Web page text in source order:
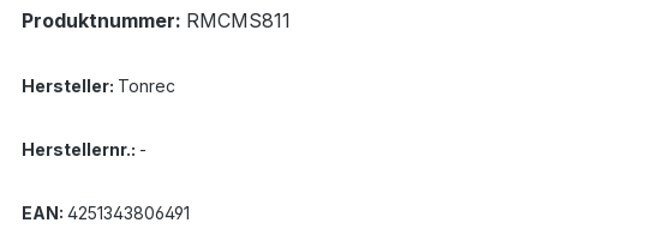
Produktnummer: RMCMS811
Hersteller: Tonrec
Herstellernr.: -
EAN: 4251343806491